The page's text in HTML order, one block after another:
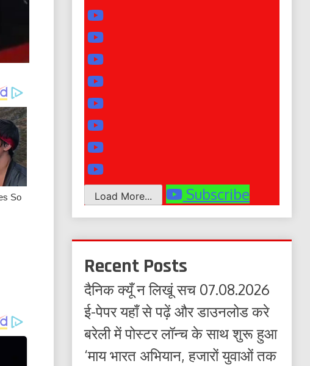
Load More... Subscribe
Recent Posts
दैनिक क्यूँ न लिखूं सच 07.08.2026
ई-पेपर यहाँ से पढ़ें और डाउनलोड करे
बरेली में पोस्टर लॉन्च के साथ शुरू हुआ
‘माय भारत अभियान, हजारों युवाओं तक